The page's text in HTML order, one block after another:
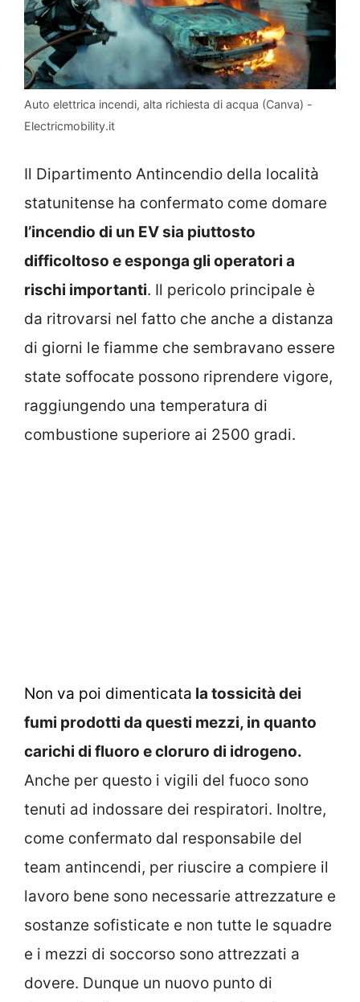
Auto elettrica incendi, alta richiesta di acqua (Canva) -
Electricmobility.it
Il Dipartimento Antincendio della località
statunitense ha confermato come domare
l’incendio di un EV sia piuttosto
difficoltoso e esponga gli operatori a
rischi importanti. Il pericolo principale è
da ritrovarsi nel fatto che anche a distanza
di giorni le fiamme che sembravano essere
state soffocate possono riprendere vigore,
raggiungendo una temperatura di
combustione superiore ai 2500 gradi.
Non va poi dimenticata la tossicità dei
fumi prodotti da questi mezzi, in quanto
carichi di fluoro e cloruro di idrogeno.
Anche per questo i vigili del fuoco sono
tenuti ad indossare dei respiratori. Inoltre,
come confermato dal responsabile del
team antincendi, per riuscire a compiere il
lavoro bene sono necessarie attrezzature e
sostanze sofisticate e non tutte le squadre
e i mezzi di soccorso sono attrezzati a
dovere. Dunque un nuovo punto di